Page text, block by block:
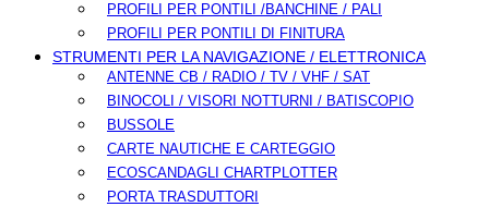
PROFILI PER PONTILI /BANCHINE / PALI
PROFILI PER PONTILI DI FINITURA
STRUMENTI PER LA NAVIGAZIONE / ELETTRONICA
ANTENNE CB / RADIO / TV / VHF / SAT
BINOCOLI / VISORI NOTTURNI / BATISCOPIO
BUSSOLE
CARTE NAUTICHE E CARTEGGIO
ECOSCANDAGLI CHARTPLOTTER
PORTA TRASDUTTORI